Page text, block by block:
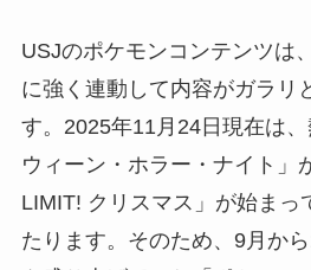
USJのポケモンコンテンツは
に強く連動して内容がガラリ
す。2025年11月24日現在は
ウィーン・ホラー・ナイト」
LIMIT! クリスマス」が始まっ
たります。そのため、9月か